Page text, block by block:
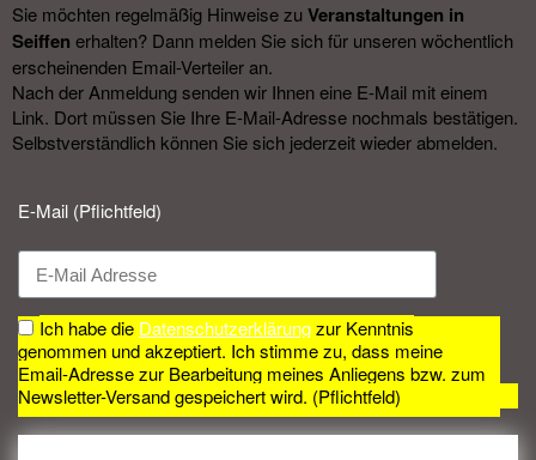
Sie möchten regelmäßig Hinweise zu Veranstal­tungen in
Seiffen erhalten? Dann melden Sie sich für unseren wöchentlich
erscheinenden Email-Verteiler an.
Nach der Anmeldung senden wir Ihnen eine E-Mail mit einem
Link. Dort müssen Sie Ihre E-Mail-Adresse nochmals bestätigen.
Selbstverständlich können Sie sich jederzeit wieder abmelden.​
E-Mail (Pflichtfeld)
Ich habe die Datenschutzerklärungzur Kenntnis
genommen und akzeptiert. Ich stimme zu, dass meine
Email-Adresse zur Bearbeitung meines Anliegens bzw. zum
Newsletter-Versand gespeichert wird. (Pflichtfeld)